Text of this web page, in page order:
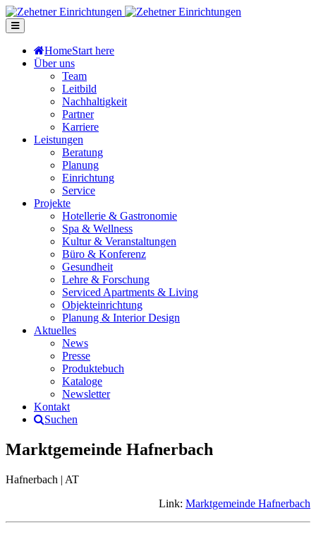
HomeStart here
Über uns
Team
Leitbild
Nachhaltigkeit
Partner
Karriere
Leistungen
Beratung
Planung
Einrichtung
Service
Projekte
Hotellerie & Gastronomie
Spa & Wellness
Kultur & Veranstaltungen
Büro & Konferenz
Gesundheit
Lehre & Forschung
Serviced Apartments & Living
Objekteinrichtung
Planung & Interior Design
Aktuelles
News
Presse
Produktebuch
Kataloge
Newsletter
Kontakt
Suchen
Marktgemeinde Hafnerbach
Hafnerbach | AT
Link: Marktgemeinde Hafnerbach